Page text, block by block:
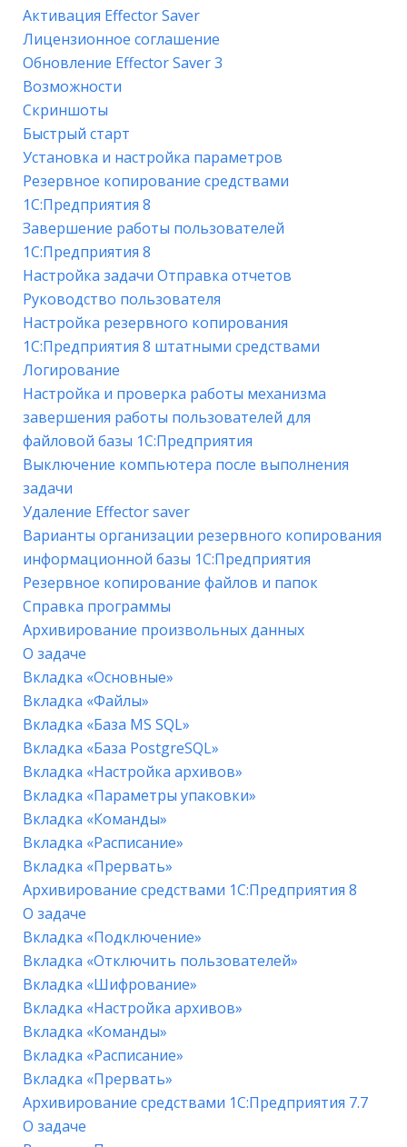
Активация Effector Saver
Лицензионное соглашение
Обновление Effector Saver 3
Возможности
Скриншоты
Быстрый старт
Установка и настройка параметров
Резервное копирование средствами
1С:Предприятия 8
Завершение работы пользователей
1С:Предприятия 8
Настройка задачи Отправка отчетов
Руководство пользователя
Настройка резервного копирования
1С:Предприятия 8 штатными средствами
Логирование
Настройка и проверка работы механизма
завершения работы пользователей для
файловой базы 1С:Предприятия
Выключение компьютера после выполнения
задачи
Удаление Effector saver
Варианты организации резервного копирования
информационной базы 1С:Предприятия
Резервное копирование файлов и папок
Справка программы
Архивирование произвольных данных
О задаче
Вкладка «Основные»
Вкладка «Файлы»
Вкладка «База MS SQL»
Вкладка «База PostgreSQL»
Вкладка «Настройка архивов»
Вкладка «Параметры упаковки»
Вкладка «Команды»
Вкладка «Расписание»
Вкладка «Прервать»
Архивирование средствами 1С:Предприятия 8
О задаче
Вкладка «Подключение»
Вкладка «Отключить пользователей»
Вкладка «Шифрование»
Вкладка «Настройка архивов»
Вкладка «Команды»
Вкладка «Расписание»
Вкладка «Прервать»
Архивирование средствами 1С:Предприятия 7.7
О задаче